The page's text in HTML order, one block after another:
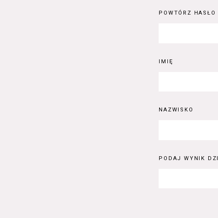
POWTÓRZ HASŁO
IMIĘ
NAZWISKO
PODAJ WYNIK